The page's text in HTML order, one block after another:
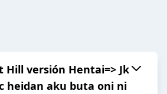
Hill versión Hentai=> Jk
heidan aku buta oni ni